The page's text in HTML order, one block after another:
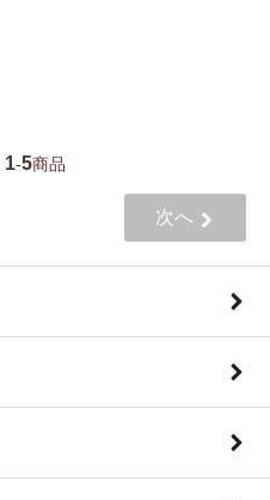
1-5商品
次へ